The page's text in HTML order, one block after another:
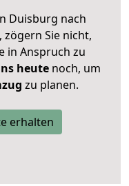
Duisburg nach
Sie nicht,
in Anspruch zu
heutenoch, um
zu planen.
erhalten